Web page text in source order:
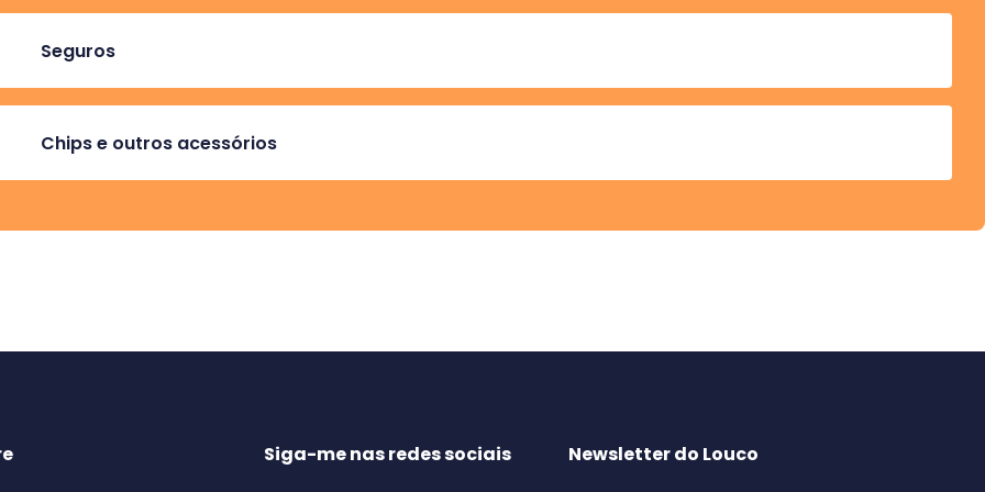
Seguros
Chips e outros acessórios
Siga-me nas redes sociais
Newsletter do Louco